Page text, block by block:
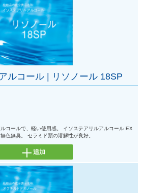
ルコール | リソノール 18SP
コールで、軽い使用感。 イソステアリルアルコール EX
色無臭。 セラミド類の溶解性が良好。
追加